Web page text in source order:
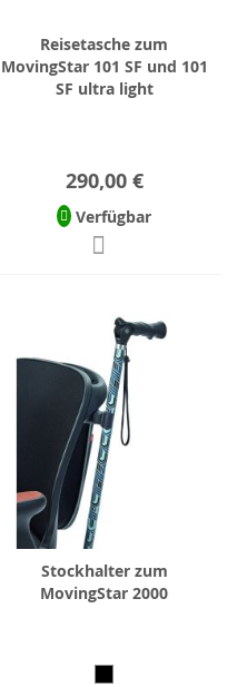
Reisetasche zum
MovingStar 101 SF und 101
SF ultra light
290,00 €
Verfügbar
Stockhalter zum
MovingStar 2000